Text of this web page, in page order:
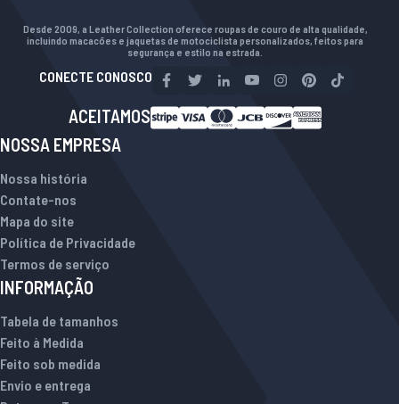
Desde 2009, a Leather Collection oferece roupas de couro de alta qualidade,
incluindo macacões e jaquetas de motociclista personalizados, feitos para
segurança e estilo na estrada.
CONECTE CONOSCO
ACEITAMOS
NOSSA EMPRESA
Nossa história
Contate-nos
Mapa do site
Política de Privacidade
Termos de serviço
INFORMAÇÃO
Tabela de tamanhos
Feito à Medida
Feito sob medida
Envio e entrega